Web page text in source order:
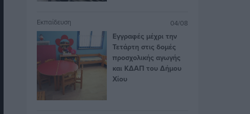
Εκπαίδευση 04/08
Εγγραφές μέχρι την
Τετάρτη στις δομές
προσχολικής αγωγής
και ΚΔΑΠ του Δήμου
Χίου